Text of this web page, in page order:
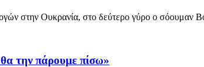
στην Ουκρανία, στο δεύτερο γύρο ο σόουμαν
την πάρουμε πίσω»